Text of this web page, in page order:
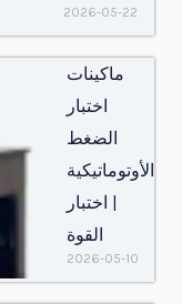
2026-05-22
ماكينات
اختبار
الضغط
الأوتوماتيكية
| اختبار
القوة
2026-05-10